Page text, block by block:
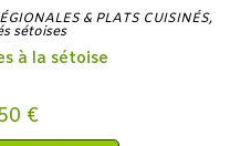
& PLATS CUISINÉS,
sétoises
à la sétoise
€